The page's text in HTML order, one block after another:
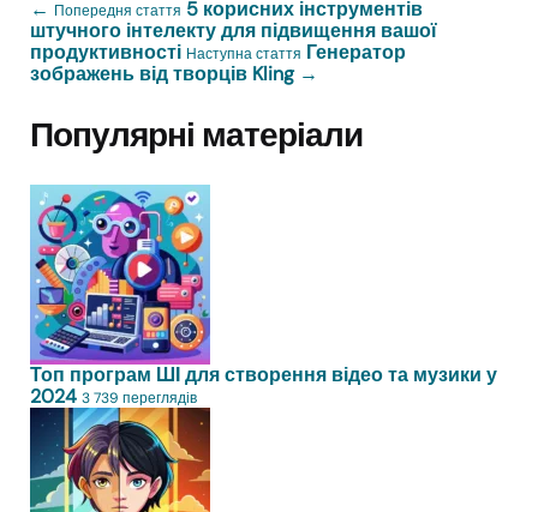
← Попередня стаття 5 корисних інструментів
штучного інтелекту для підвищення вашої
продуктивності Наступна стаття Генератор
зображень від творців Kling →
Популярні матеріали
Топ програм ШІ для створення відео та музики у
2024 3 739 переглядів